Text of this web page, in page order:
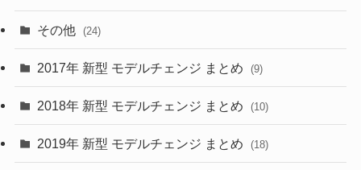
(30)
(27)
(10)
(35)
その他 (24)
2017年 新型 モデルチェンジ まとめ (9)
2018年 新型 モデルチェンジ まとめ (10)
2019年 新型 モデルチェンジ まとめ (18)